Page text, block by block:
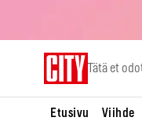
Tätä et
Etusivu Viihde